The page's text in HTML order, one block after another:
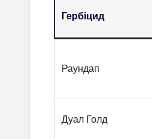
Гербіцид
Раундап
Дуал Голд